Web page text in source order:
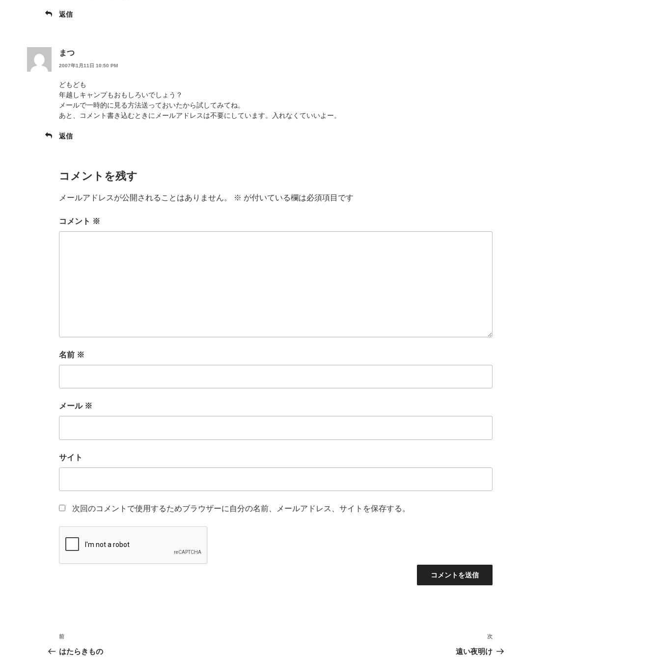
返信
まつ
2007年1月11日 10:50 PM
どもども
年越しキャンプもおもしろいでしょう？
メールで一時的に見る方法送っておいたから試してみてね。
あと、コメント書き込むときにメールアドレスは不要にしています。入れなくていいよー。
返信
コメントを残す
メールアドレスが公開されることはありません。 ※ が付いている欄は必須項目です
コメント ※
名前 ※
メール ※
サイト
次回のコメントで使用するためブラウザーに自分の名前、メールアドレス、サイトを保存する。
投
稿
前
の
前
はたらきもの
次
の
次
遠い夜明け